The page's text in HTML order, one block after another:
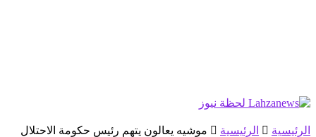
الرئيسية الرئيسية
موشيه يعالون يتهم رئيس حكومة الاحتلال